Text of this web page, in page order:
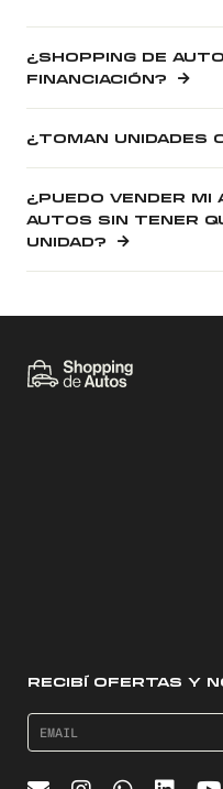
¿SHOPPING DE
FINANCIACIÓN?
¿TOMAN UNIDADES
¿PUEDO VENDER MI
AUTOS SIN TENER
UNIDAD?
RECIBÍ OFERTAS Y